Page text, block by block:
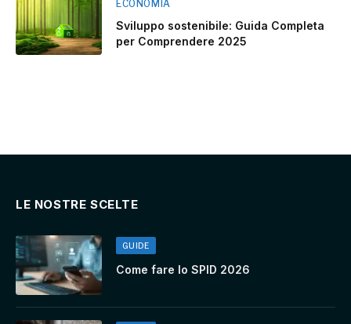
ECONOMIA
Sviluppo sostenibile: Guida Completa
per Comprendere 2025
LE NOSTRE SCELTE
GUIDE
Come fare lo SPID 2026